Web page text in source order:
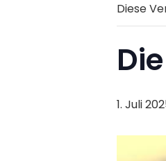
Diese
1. Juli